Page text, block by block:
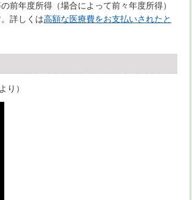
前年度所得（場合によって前々年度所得）
詳しくは高額な医療費をお支払いされたと
り）